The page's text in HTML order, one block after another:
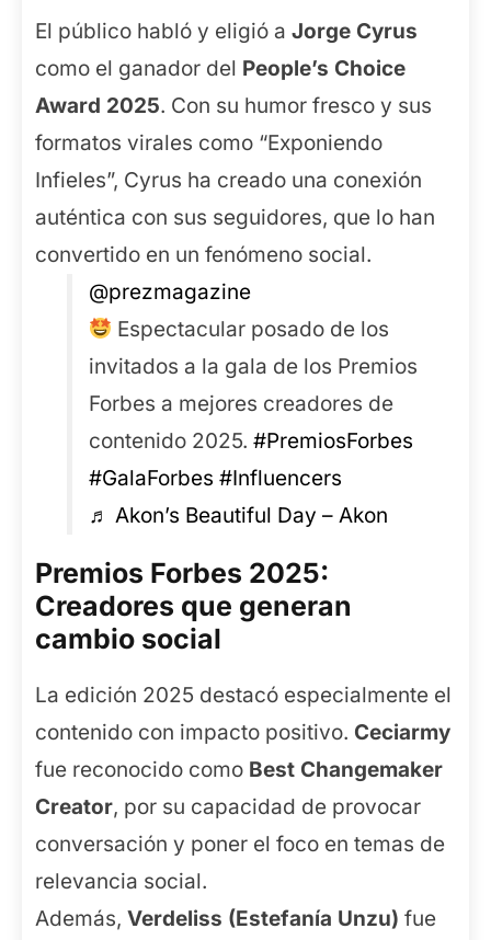
El público habló y eligió a Jorge Cyrus
como el ganador del People’s Choice
Award 2025. Con su humor fresco y sus
formatos virales como “Exponiendo
Infieles”, Cyrus ha creado una conexión
auténtica con sus seguidores, que lo han
convertido en un fenómeno social.
@prezmagazine
Espectacular posado de los
invitados a la gala de los Premios
Forbes a mejores creadores de
contenido 2025. #PremiosForbes
#GalaForbes #Influencers
♬ Akon’s Beautiful Day – Akon
Premios Forbes 2025:
Creadores que generan
cambio social
La edición 2025 destacó especialmente el
contenido con impacto positivo. Ceciarmy
fue reconocido como Best Changemaker
Creator, por su capacidad de provocar
conversación y poner el foco en temas de
relevancia social.
Además, Verdeliss (Estefanía Unzu) fue